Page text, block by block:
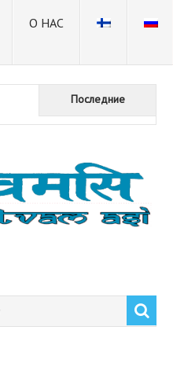
О НАС
Последние